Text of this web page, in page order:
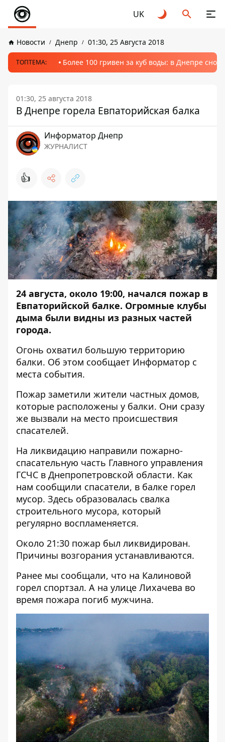
UK
Новости Днепр 01:30, 25 Августа 2018
ТОПТЕМА: Более 100 гривен за куб воды: в Днепре
01:30, 25 августа 2018
В Днепре горела Евпаторийская балка
Информатор Днепр
ЖУРНАЛИСТ
👍
24 августа, около 19:00, начался пожар в
Евпаторийской балке. Огромные клубы
дыма были видны из разных частей
города.
Огонь охватил большую территорию
балки. Об этом сообщает Информатор с
места события.
Пожар заметили жители частных домов,
которые расположены у балки. Они сразу
же вызвали на место происшествия
спасателей.
На ликвидацию направили пожарно-
спасательную часть Главного управления
ГСЧС в Днепропетровской области. Как
нам сообщили спасатели, в балке горел
мусор. Здесь образовалась свалка
строительного мусора, который
регулярно воспламеняется.
Около 21:30 пожар был ликвидирован.
Причины возгорания устанавливаются.
Ранее мы сообщали, что на Калиновой
горел спортзал. А на улице Лихачева во
время пожара погиб мужчина.